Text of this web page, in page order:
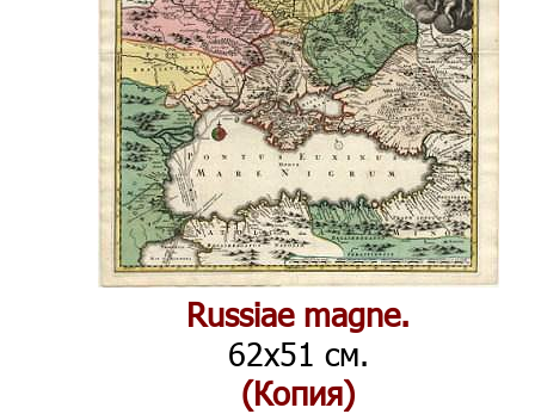
Russiae magne.
62x51 см.
(Копия)